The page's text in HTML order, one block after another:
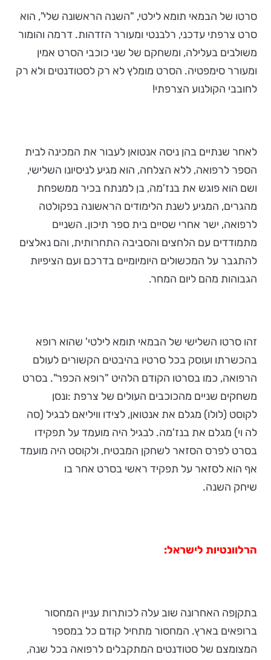
סרטו של הבמאי תומא לילטי, "השנה הראשונה שלי", הוא
סרט צרפתי עדכני, רלבנטי ומעורר הזדהות. דרמה והומור
משולבים בעלילה, ומשחקם של שני כוכבי הסרט אמין
ומעורר סימפטיה. הסרט מומלץ לא רק לסטודנטים ולא רק
לחובבי הקולנוע הצרפתי!
לאחר שנתיים בהן ניסה אנטואן לעבור את המכינה לבית
הספר לרפואה, ללא הצלחה, הוא מגיע לניסיונו השלישי,
ושם הוא פוגש את בנז'מה, בן למנתח בכיר ממשפחת
מהגרים, המגיע לשנת הלימודים הראשונה בפקולטה
לרפואה, ישר אחרי שסיים בית ספר תיכון. השניים
מתמודדים עם הלחצים והסביבה התחרותית, והם נאלצים
להתגבר על המכשולים היומיומיים בדרכם ועם הציפיות
הגבוהות מהם ליום המחר.
זהו סרטו השלישי של הבמאי תומא לילטי' שהוא רופא
בהכשרתו ועוסק בכל סרטיו בהיבטים הקשורים לעולם
הרפואה, כמו בסרטו הקודם הלהיט "רופא הכפר". בסרט
משחקים שניים מהכוכבים העולים של צרפת :ונסן
לקוסט (לולו) מגלם את אנטואן, לצידו וויליאם לבגיל (סה
לה וי) מגלם את בנז'מה. לבגיל היה מועמד על תפקידו
בסרט לפרס הסזאר לשחקן המבטיח, ולקוסט היה מועמד
אף הוא לסזאר על תפקיד ראשי בסרט אחר בו
שיחק השנה.
הרלוונטיות לישראל:
בתקןפה האחרונה שוב עלה לכותרות עניין המחסור
ברופאים בארץ. המחסור מתחיל קודם כל במספר
המצומצם של סטודנטים המתקבלים לרפואה בכל שנה,